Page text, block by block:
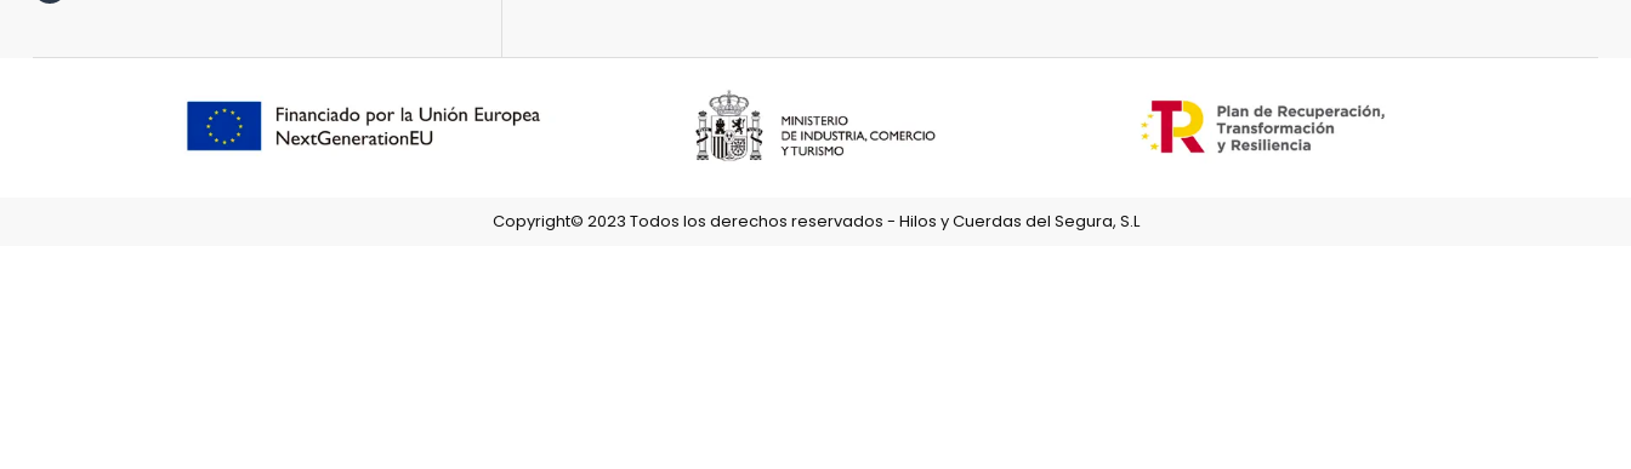
Copyright© 2023 Todos los derechos reservados - Hilos y Cuerdas del Segura, S.L